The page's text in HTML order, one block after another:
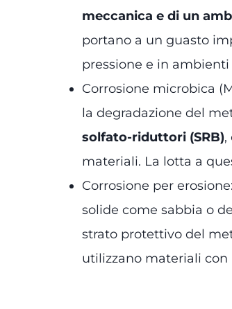
meccanica e di un
portano a un guasto
pressione e in
Corrosione microbica
la degradazione del
solfato-riduttori (SRB),
materiali. La lotta a
Corrosione per
solide come sabbia o
strato protettivo del
utilizzano materiali con